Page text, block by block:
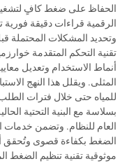
الحفاظ على ضغط كافٍ
الرقمية قراءات دقيقة فورية
وتحديد المشكلات المحتملة
تقنية التحكم المتقدمة
أنماط الاستخدام وتعديل
المثلى. ويقلل هذا النهج
للمياه حتى خلال فترات
بسلاسة مع البنية التحتية
العام للنظام. وتضمن خدمات
الضغط بكفاءة قصوى وتُحقق
موثوقية تقنية تنظيم الضغط